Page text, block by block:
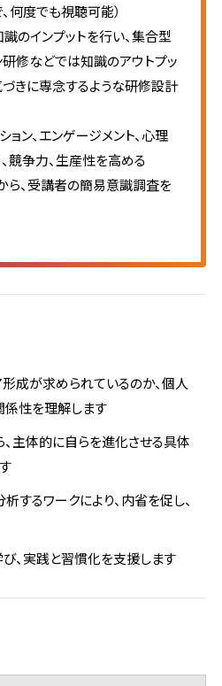
何度でも視聴可能）
のインプットを行い、集合型
研修などでは知識のアウトプッ
づきに専念するような研修設計
ン、エンゲージメント、心理
競争力、生産性を高める
ら、受講者の簡易意識調査を
成が求められているのか、個人
性を理解します
主体的に自らを進化させる具体
するワークにより、内省を促し、
、実践と習慣化を支援します